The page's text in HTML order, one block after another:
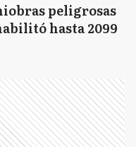
peligrosas
hasta 2099